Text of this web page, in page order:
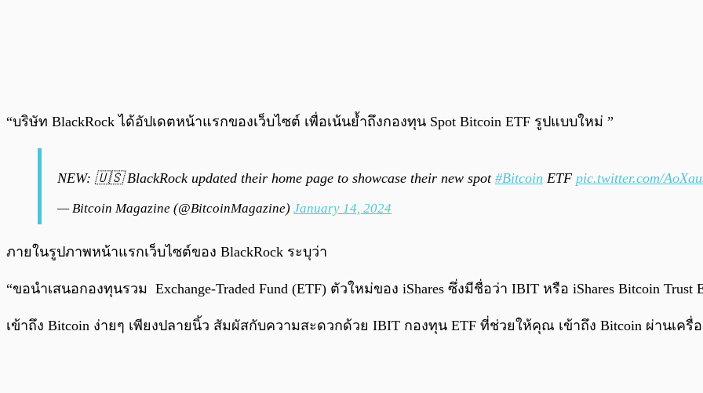
“บริษัท BlackRock ได้อัปเดตหน้าแรกของเว็บไซต์ เพื่อเน้นย้ำถึงกองทุน Spot Bitcoin ETF รูปแบบใหม่ ”
NEW: 🇺🇸 BlackRock updated their home page to showcase their new spot #Bitcoin ETF pic.twitter.com/
— Bitcoin Magazine (@BitcoinMagazine) January 14, 2024
ภายในรูปภาพหน้าแรกเว็บไซต์ของ BlackRock ระบุว่า
“ขอนำเสนอกองทุนรวม Exchange-Traded Fund (ETF) ตัวใหม่ของ iShares ซึ่งมีชื่อว่า IBIT หรือ iShares Bitcoin Trust
เข้าถึง Bitcoin ง่ายๆ เพียงปลายนิ้ว สัมผัสกับความสะดวกด้วย IBIT กองทุน ETF ที่ช่วยให้คุณ เข้าถึง Bitcoin ผ่านเครื่